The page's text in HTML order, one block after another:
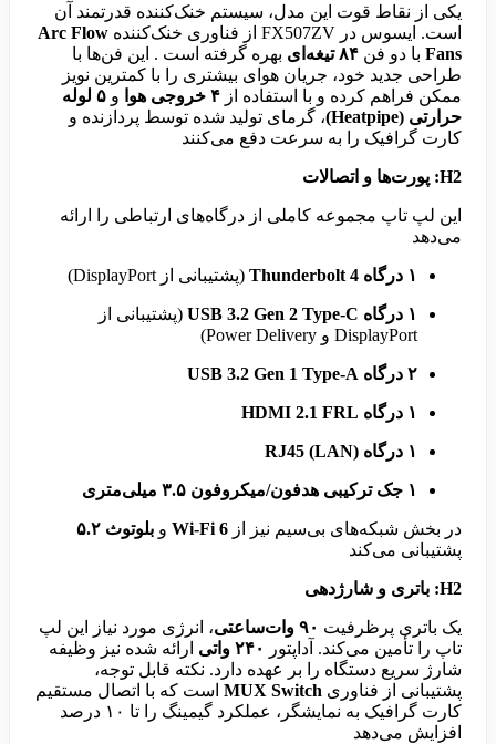
یکی از نقاط قوت این مدل، سیستم خنک‌کننده قدرتمند آن
است. ایسوس در FX507ZV از فناوری خنک‌کننده
Arc Flow
Fans با دو فن ۸۴ تیغه‌ای
بهره گرفته است . این فن‌ها با
طراحی جدید خود، جریان هوای بیشتری را با کمترین نویز
ممکن فراهم کرده و با استفاده از ۴ خروجی هوا و
۵ لوله
حرارتی (Heatpipe)
، گرمای تولید شده توسط پردازنده و
کارت گرافیک را به سرعت دفع می‌کنند
H2: پورت‌ها و اتصالات
این لپ تاپ مجموعه کاملی از درگاه‌های ارتباطی را ارائه
می‌دهد
۱ درگاه Thunderbolt 4 (پشتیبانی از DisplayPort)
۱ درگاه USB 3.2 Gen 2 Type-C
(پشتیبانی از
DisplayPort و Power Delivery)
۲ درگاه USB 3.2 Gen 1 Type-A
۱ درگاه HDMI 2.1 FRL
۱ درگاه RJ45 (LAN)
۱ جک ترکیبی هدفون/میکروفون ۳.۵ میلی‌متری
در بخش شبکه‌های بی‌سیم نیز از Wi-Fi 6 و بلوتوث ۵.۲
پشتیبانی می‌کند
H2: باتری و شارژدهی
یک باتری پرظرفیت ۹۰ وات‌ساعتی
، انرژی مورد نیاز این لپ
تاپ را تأمین می‌کند. آداپتور
۲۴۰ واتی
ارائه شده نیز وظیفه
شارژ سریع دستگاه را بر عهده دارد. نکته قابل توجه،
پشتیبانی از فناوری MUX Switch است که با اتصال مستقیم
کارت گرافیک به نمایشگر، عملکرد گیمینگ را تا ۱۰ درصد
افزایش می‌دهد